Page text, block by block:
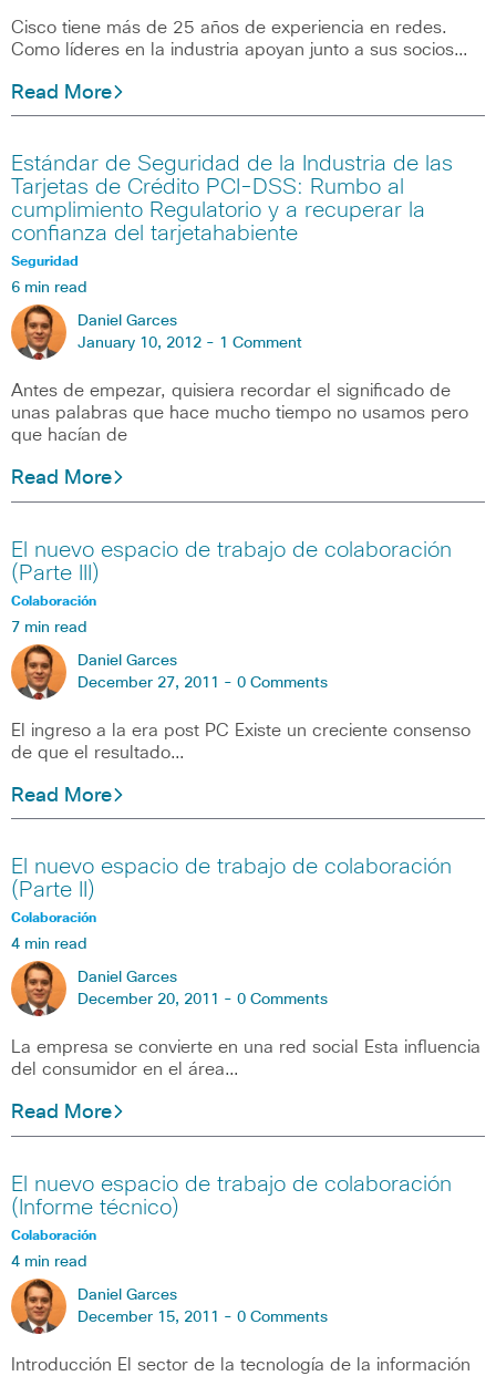
Cisco tiene más de 25 años de experiencia en redes.
Como líderes en la industria apoyan junto a sus socios…
Read More
Estándar de Seguridad de la Industria de las
Tarjetas de Crédito PCI-DSS: Rumbo al
cumplimiento Regulatorio y a recuperar la
confianza del tarjetahabiente
Seguridad
6 min read
Daniel Garces
January 10, 2012 - 1 Comment
Antes de empezar, quisiera recordar el significado de
unas palabras que hace mucho tiempo no usamos pero
que hacían de
Read More
El nuevo espacio de trabajo de colaboración
(Parte III)
Colaboración
7 min read
Daniel Garces
December 27, 2011 - 0 Comments
El ingreso a la era post PC Existe un creciente consenso
de que el resultado…
Read More
El nuevo espacio de trabajo de colaboración
(Parte II)
Colaboración
4 min read
Daniel Garces
December 20, 2011 - 0 Comments
La empresa se convierte en una red social Esta influencia
del consumidor en el área…
Read More
El nuevo espacio de trabajo de colaboración
(Informe técnico)
Colaboración
4 min read
Daniel Garces
December 15, 2011 - 0 Comments
Introducción El sector de la tecnología de la información